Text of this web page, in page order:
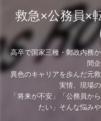
救急×公務員×
高卒で国家三種・郵政内務
間
異色のキャリアを歩んだ元
実情、現場
「将来が不安」「公務員か
たい」そんな悩み